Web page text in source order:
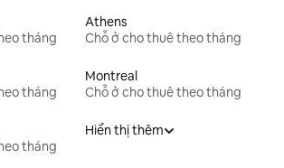
tháng
Athens
Chỗ ở cho thuê theo tháng
tháng
Montreal
Chỗ ở cho thuê theo tháng
tháng
Hiển thị thêm